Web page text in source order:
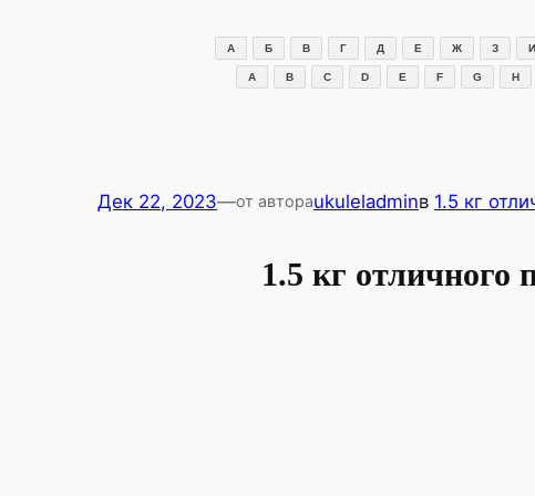
А Б В Г Д Е Ж З И
A B C D E F G H
Дек 22, 2023—от автораukuleladminв 1.5 кг
1.5 кг